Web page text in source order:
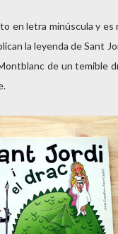
en letra minúscula y es
la leyenda de Sant
de un temible